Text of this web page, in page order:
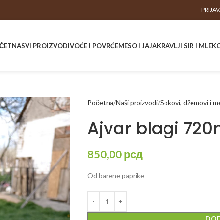
SVI PROIZVODIVOĆE I POVRĆEMESO I JAJAKRAVLJI SIR I
Početna Naši proizvodi Sokovi, džemovi i
Ajvar blagi
850,00рсд
Od barene paprike